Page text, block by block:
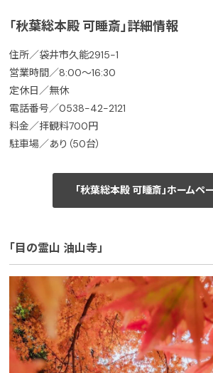
「秋葉総本殿 可睡斎」詳細情報
住所／袋井市久能2915-1
営業時間／8:00～16:30
定休日／無休
電話番号／0538-42-2121
料金／拝観料700円
駐車場／あり（50台）
「秋葉総本殿 可睡斎」ホームペ
「目の霊山 油山寺」